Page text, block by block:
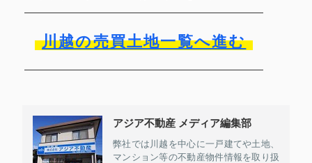
川越の売買土地一覧へ進む
アジア不動産 メディア編集部
弊社では川越を中心に一戸建てや土地、
マンション等の不動産物件情報を取り扱